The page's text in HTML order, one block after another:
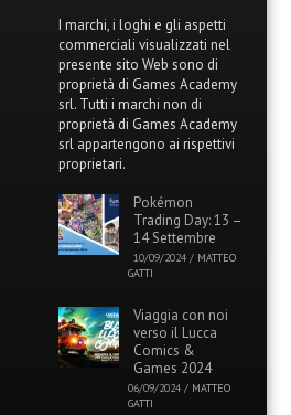
I marchi, i loghi e gli aspetti
commerciali visualizzati nel
presente sito Web sono di
proprietà di Games Academy
srl. Tutti i marchi non di
proprietà di Games Academy
srl appartengono ai rispettivi
proprietari.
Pokémon
Trading Day: 13 –
14 Settembre
10/09/2024 / MATTEO
GATTI
Viaggia con noi
verso il Lucca
Comics &
Games 2024
06/09/2024 / MATTEO
GATTI